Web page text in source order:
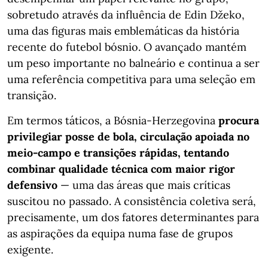
sobretudo através da influência de Edin Džeko,
uma das figuras mais emblemáticas da história
recente do futebol bósnio. O avançado mantém
um peso importante no balneário e continua a ser
uma referência competitiva para uma seleção em
transição.
Em termos táticos, a Bósnia-Herzegovina procura
privilegiar posse de bola, circulação apoiada no
meio-campo e transições rápidas, tentando
combinar qualidade técnica com maior rigor
defensivo — uma das áreas que mais críticas
suscitou no passado. A consistência coletiva será,
precisamente, um dos fatores determinantes para
as aspirações da equipa numa fase de grupos
exigente.